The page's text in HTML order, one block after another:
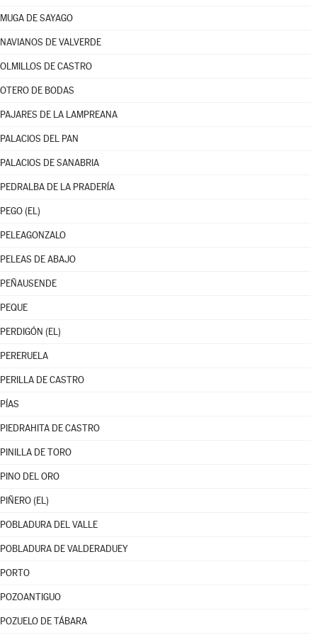
MUGA DE SAYAGO
NAVIANOS DE VALVERDE
OLMILLOS DE CASTRO
OTERO DE BODAS
PAJARES DE LA LAMPREANA
PALACIOS DEL PAN
PALACIOS DE SANABRIA
PEDRALBA DE LA PRADERÍA
PEGO (EL)
PELEAGONZALO
PELEAS DE ABAJO
PEÑAUSENDE
PEQUE
PERDIGÓN (EL)
PERERUELA
PERILLA DE CASTRO
PÍAS
PIEDRAHITA DE CASTRO
PINILLA DE TORO
PINO DEL ORO
PIÑERO (EL)
POBLADURA DEL VALLE
POBLADURA DE VALDERADUEY
PORTO
POZOANTIGUO
POZUELO DE TÁBARA